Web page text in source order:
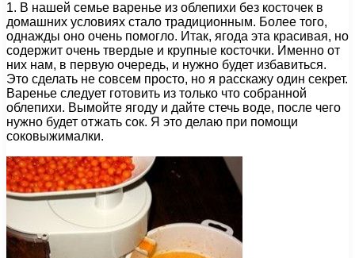
1. В нашей семье варенье из облепихи без косточек в
домашних условиях стало традиционным. Более того,
однажды оно очень помогло. Итак, ягода эта красивая, но
содержит очень твердые и крупные косточки. Именно от
них нам, в первую очередь, и нужно будет избавиться.
Это сделать не совсем просто, но я расскажу один секрет.
Варенье следует готовить из только что собранной
облепихи. Вымойте ягоду и дайте стечь воде, после чего
нужно будет отжать сок. Я это делаю при помощи
соковыжималки.